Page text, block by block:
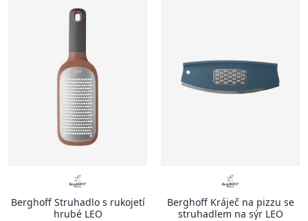
Berghoff Struhadlo s rukojetí
hrubé LEO
Berghoff Kráječ na pizzu se
struhadlem na sýr LEO